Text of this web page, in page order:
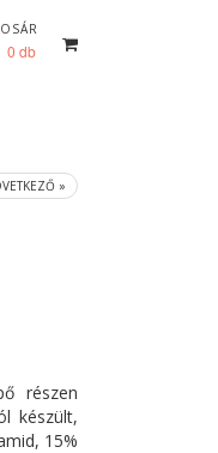
0 db
»
részen
készült,
15%